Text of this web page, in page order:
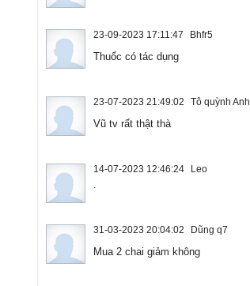
23-09-2023 17:11:47 Bhfr5
Thuốc có tác dụng
23-07-2023 21:49:02 Tô quỳnh Anh
Vũ tv rất thật thà
14-07-2023 12:46:24 Leo
.
31-03-2023 20:04:02 Dũng q7
Mua 2 chai giảm không